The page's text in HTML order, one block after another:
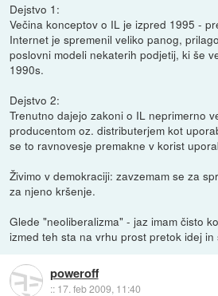
Dejstvo 1:
Večina konceptov o IL je izpred 1995 -
Internet je spremenil veliko panog,
poslovni modeli nekaterih podjetij, ki še
1990s.
Dejstvo 2:
Trenutno dajejo zakoni o IL neprimerno
producentom oz. distributerjem kot
se to ravnovesje premakne v korist
Živimo v demokraciji: zavzemam se za
za njeno kršenje.
Glede "neoliberalizma" - jaz imam čisto
izmed teh sta na vrhu prost pretok idej
poweroff
:: 17. feb 2009, 11:40